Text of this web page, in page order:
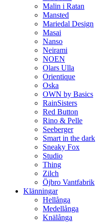
Malin i Ratan
Mansted
Mariedal Design
Masai
Nanso
Neirami
NOEN
Olars Ulla
Orientique
Oska
OWN by Basics
RainSisters
Red Button
Rino & Pelle
Seeberger
Smart in the dark
Sneaky Fox
Studio
Thing
Zilch
Öjbro Vantfabrik
Klänningar
Hellånga
Medellånga
Knälånga